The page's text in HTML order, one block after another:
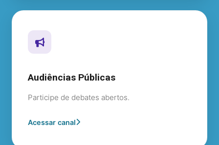
Audiências Públicas
Participe de debates abertos.
Acessar canal